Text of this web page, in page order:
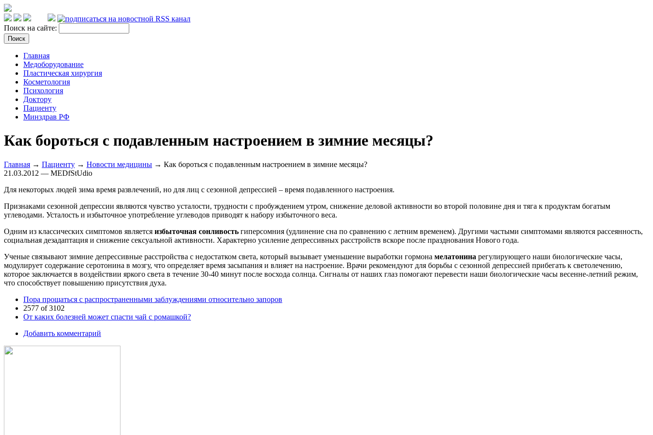
Поиск на сайте:
Главная
Медоборудование
Пластическая хирургия
Косметология
Психология
Доктору
Пациенту
Минздрав РФ
Как бороться с подавленным настроением в зимние месяцы?
Главная → Пациенту → Новости медицины → Как бороться с подавленным настроением в зимние месяцы?
21.03.2012 — MEDfStUdio
Для некоторых людей зима время развлечений, но для лиц с сезонной депрессией – время подавленного настроения.
Признаками сезонной депрессии являются чувство усталости, трудности с пробуждением утром, снижение деловой активности во второй половине дня и тяга к продуктам богатым
углеводами. Усталость и избыточное употребление углеводов приводят к набору избыточного веса.
Одним из классических симптомов является избыточная сонливость гиперсомния (удлинение сна по сравнению с летним временем). Другими частыми симптомами являются рассеянность,
социальная дезадаптация и снижение сексуальной активности. Характерно усиление депрессивных расстройств вскоре после празднования Нового года.
Ученые связывают зимние депрессивные расстройства с недостатком света, который вызывает уменьшение выработки гормона мелатонина регулирующего наши биологические часы,
модулирует содержание серотонина в мозгу, что определяет время засыпания и влияет на настроение. Врачи рекомендуют для борьбы с сезонной депрессией прибегать к светолечению,
которое заключается в воздействии яркого света в течение 30-40 минут после восхода солнца. Сигналы от наших глаз помогают перевести наши биологические часы весенне-летний режим,
что способствует повышению присутствия духа.
Пора прощаться с распространенными заблуждениями относительно запоров
2577 of 3102
От каких болезней может спасти чай с ромашкой?
Добавить комментарий